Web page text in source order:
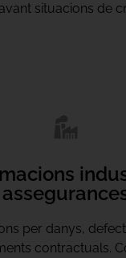
situacions de
per danys,
contractuals.